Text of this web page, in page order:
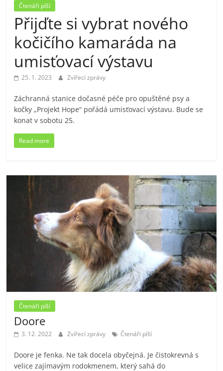
Čtenáři píší
Přijďte si vybrat nového
kočičího kamaráda na
umisťovací výstavu
25. 1. 2023 Zvířecí zprávy
Záchranná stanice dočasné péče pro opuštěné psy a
kočky „Projekt Hope“ pořádá umisťovací výstavu. Bude se
konat v sobotu 25.
Read more
Čtenáři píší
Doore
3. 12. 2022 Zvířecí zprávy Čtenáři píší
Doore je fenka. Ne tak docela obyčejná. Je čistokrevná s
velice zajímavým rodokmenem, který sahá do